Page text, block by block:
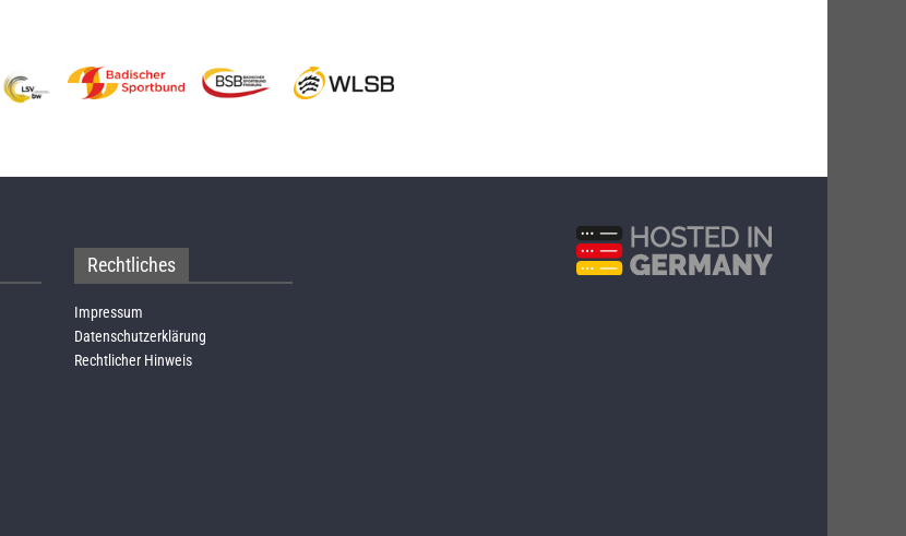
Rechtliches
Impressum
Datenschutzerklärung
Rechtlicher Hinweis